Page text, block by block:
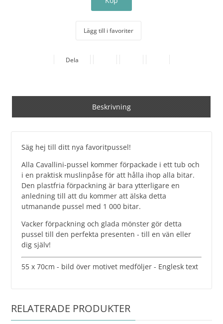
Lägg till i favoriter
Dela
Beskrivning
Säg hej till ditt nya favoritpussel!
Alla Cavallini-pussel kommer förpackade i ett tub och
i en praktisk muslinpåse för att hålla ihop alla bitar.
Den plastfria förpackning är bara ytterligare en
anledning till att du kommer att älska detta
utmanande pussel med 1 000 bitar.
Vacker förpackning och glada mönster gör detta
pussel till den perfekta presenten - till en vän eller
dig själv!
55 x 70cm - bild över motivet medföljer - Englesk text
RELATERADE PRODUKTER